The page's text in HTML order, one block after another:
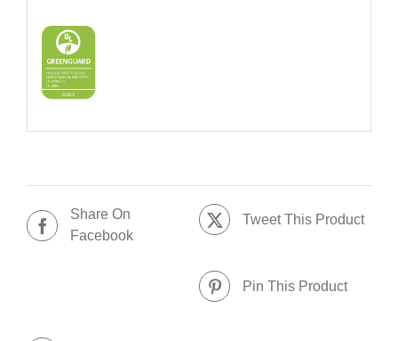
Share On
Facebook
Tweet This Product
Pin This Product